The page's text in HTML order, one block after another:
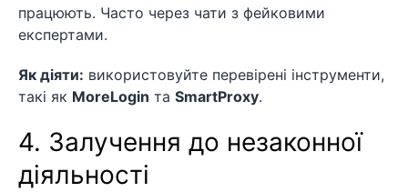
працюють. Часто через чати з фейковими
експертами.
Як діяти: використовуйте перевірені інструменти,
такі як MoreLogin та SmartProxy.
4. Залучення до незаконної
діяльності